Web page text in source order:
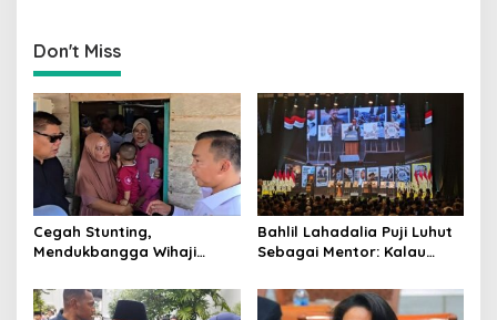
Don't Miss
Cegah Stunting,
Mendukbangga Wihaji
Bantu Rumah Layak Huni
Bahlil Lahadalia Puji Luhut
Sebagai Mentor: Kalau
Ajaran Beliau